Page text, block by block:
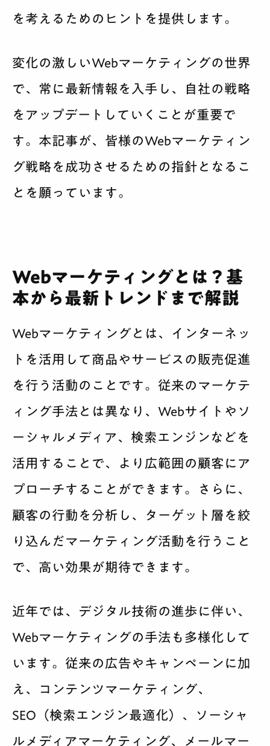
を考えるためのヒントを提供します。
変化の激しいWebマーケティングの世界
で、常に最新情報を入手し、自社の戦略
をアップデートしていくことが重要で
す。本記事が、皆様のWebマーケティン
グ戦略を成功させるための指針となるこ
とを願っています。
Webマーケティングとは？基
本から最新トレンドまで解説
Webマーケティングとは、インターネッ
トを活用して商品やサービスの販売促進
を行う活動のことです。従来のマーケテ
ィング手法とは異なり、Webサイトやソ
ーシャルメディア、検索エンジンなどを
活用することで、より広範囲の顧客にア
プローチすることができます。さらに、
顧客の行動を分析し、ターゲット層を絞
り込んだマーケティング活動を行うこと
で、高い効果が期待できます。
近年では、デジタル技術の進歩に伴い、
Webマーケティングの手法も多様化して
います。従来の広告やキャンペーンに加
え、コンテンツマーケティング、
SEO（検索エンジン最適化）、ソーシャ
ルメディアマーケティング、メールマー